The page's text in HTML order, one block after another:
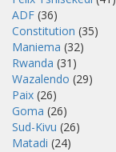
ADF (36)
Constitution (35)
Maniema (32)
Rwanda (31)
Wazalendo (29)
Paix (26)
Goma (26)
Sud-Kivu (26)
Matadi (24)